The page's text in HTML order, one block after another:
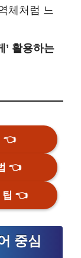
체처럼 느
’ 활용하는
👈
👈
팁👈
중심